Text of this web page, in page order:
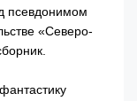
псевдонимом
«Северо-